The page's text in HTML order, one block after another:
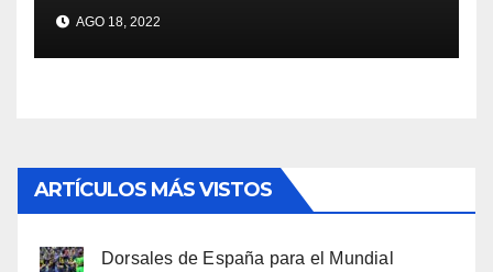
AGO 18, 2022
ARTÍCULOS MÁS VISTOS
Dorsales de España para el Mundial